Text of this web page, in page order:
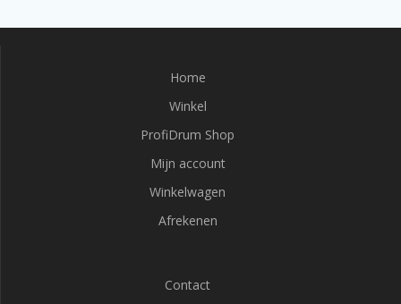
Home
Winkel
ProfiDrum Shop
Mijn account
Winkelwagen
Afrekenen
Contact